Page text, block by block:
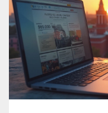
качества
долговечность